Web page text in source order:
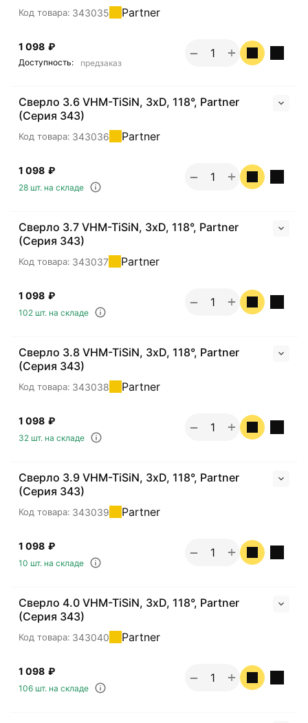
Код товара: 343035 Partner
1 098 ₽
Доступность: предзаказ
+
−
Сверло 3.6 VHM-TiSiN, 3хD, 118°, Partner
(Серия 343)
Код товара: 343036 Partner
1 098 ₽
28 шт. на складе
+
−
Сверло 3.7 VHM-TiSiN, 3хD, 118°, Partner
(Серия 343)
Код товара: 343037 Partner
1 098 ₽
102 шт. на складе
+
−
Сверло 3.8 VHM-TiSiN, 3хD, 118°, Partner
(Серия 343)
Код товара: 343038 Partner
1 098 ₽
32 шт. на складе
+
−
Сверло 3.9 VHM-TiSiN, 3хD, 118°, Partner
(Серия 343)
Код товара: 343039 Partner
1 098 ₽
10 шт. на складе
+
−
Сверло 4.0 VHM-TiSiN, 3хD, 118°, Partner
(Серия 343)
Код товара: 343040 Partner
1 098 ₽
106 шт. на складе
+
−